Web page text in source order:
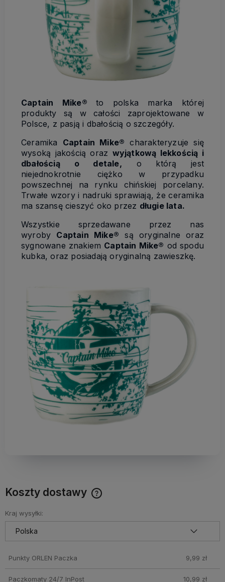
Captain Mike®to polska marka której
produkty są w całości zaprojektowane w
Polsce, z pasją i dbałością o szczegóły.
Ceramika Captain Mike® charakteryzuje się
wysoką jakością oraz wyjątkową lekkością i
dbałością o detale, o którą jest
niejednokrotnie ciężko w przypadku
powszechnej na rynku chińskiej porcelany.
Trwałe wzory i nadruki sprawiają, że ceramika
ma szansę cieszyć oko przez długie lata.
Wszystkie sprzedawane przez nas
wyroby Captain Mike® są oryginalne oraz
sygnowane znakiem Captain Mike® od spodu
kubka, oraz posiadają oryginalną zawieszkę.
Koszty dostawy
produkty które nie mieszczą się do Paczkomatu nie
wchodzą w skład promocji. Koszty wysyłki dla przesyłek
pobraniowych mogą być droższe
Kraj wysyłki:
Punkty ORLEN Paczka 9,99 zł
Paczkomaty 24/7 InPost 10,99 zł